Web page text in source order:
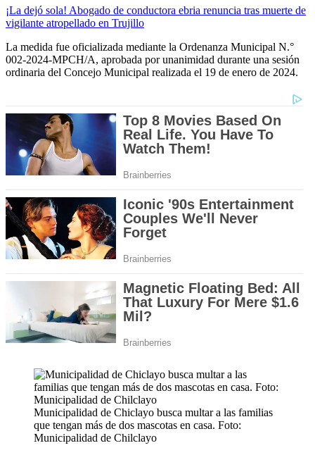
¡La dejó sola! Abogado de conductora ebria renuncia tras muerte de
vigilante atropellado en Trujillo
La medida fue oficializada mediante la Ordenanza Municipal N.°
002-2024-MPCH/A, aprobada por unanimidad durante una sesión
ordinaria del Concejo Municipal realizada el 19 de enero de 2024.
Municipalidad de Chiclayo busca multar a las familias
que tengan más de dos mascotas en casa. Foto:
Municipalidad de Chilclayo